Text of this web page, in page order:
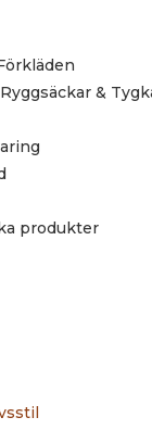
&
produkter